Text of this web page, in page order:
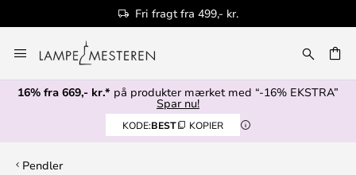
Fri fragt fra 499,- kr.
to
Content
16% fra 669,- kr.* på produkter mærket med “-16% EKSTRA”
Spar nu!
KODE:BEST KOPIER
Pendler